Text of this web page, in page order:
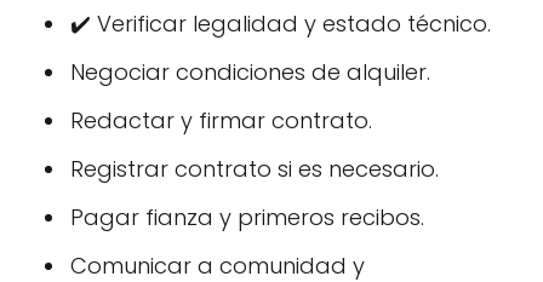
✔️ Verificar legalidad y estado técnico.
Negociar condiciones de alquiler.
Redactar y firmar contrato.
Registrar contrato si es necesario.
Pagar fianza y primeros recibos.
Comunicar a comunidad y